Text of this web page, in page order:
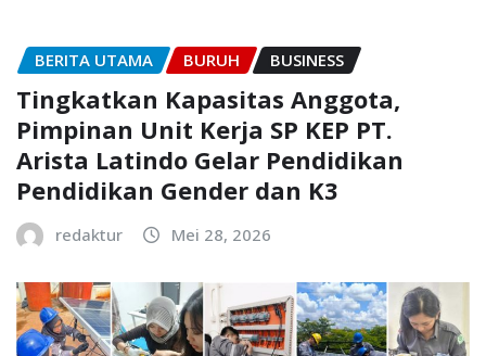
BERITA UTAMA BURUH BUSINESS
Tingkatkan Kapasitas Anggota,
Pimpinan Unit Kerja SP KEP PT.
Arista Latindo Gelar Pendidikan
Pendidikan Gender dan K3
redaktur Mei 28, 2026